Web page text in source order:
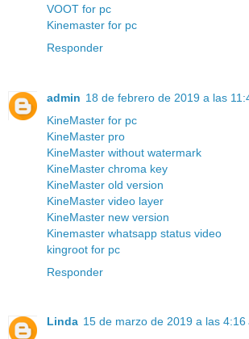
VOOT for pc
Kinemaster for pc
Responder
admin 18 de febrero de 2019 a las
KineMaster for pc
KineMaster pro
KineMaster without watermark
KineMaster chroma key
KineMaster old version
KineMaster video layer
KineMaster new version
Kinemaster whatsapp status video
kingroot for pc
Responder
Linda 15 de marzo de 2019 a las 4:16